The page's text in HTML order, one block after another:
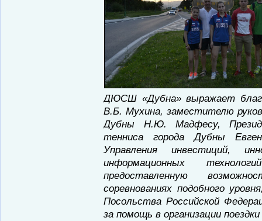
ДЮСШ «Дубна» выражает
В.Б. Мухина, заместителю
Дубны Н.Ю. Мадфесу,
тенниса города Дубны
Управления инвестиций,
информационных
предоставленную
соревнованиях подобного
Посольства Российской
за помощь в организации